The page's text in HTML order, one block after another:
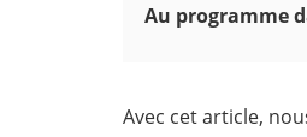
Au programme
Avec cet article,